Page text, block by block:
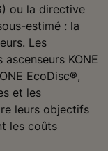
ou la directive
estimé : la
Les
KONE
EcoDisc®,
et les
leurs objectifs
les coûts